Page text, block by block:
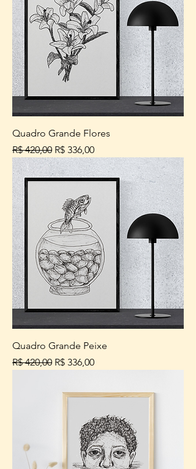
Quadro Grande Flores
Preço normal
R$ 420,00 Preço promocional
R$ 336,00
Quadro Grande Peixe
Preço normal
R$ 420,00 Preço promocional
R$ 336,00